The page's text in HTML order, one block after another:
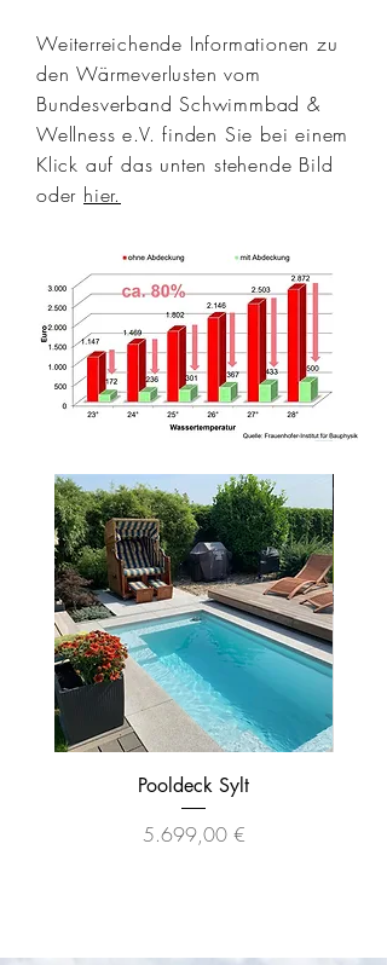
Weiterreichende Informationen zu
den Wärmeverlusten vom
Bundesverband Schwimmbad &
Wellness e.V. finden Sie bei einem
Klick auf das unten stehende Bild
oder hier.
Pooldeck Sylt
Preis
5.699,00 €